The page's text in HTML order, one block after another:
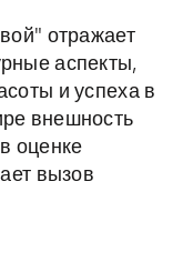
отражает
аспекты,
и успеха в
внешность
оценке
вызов